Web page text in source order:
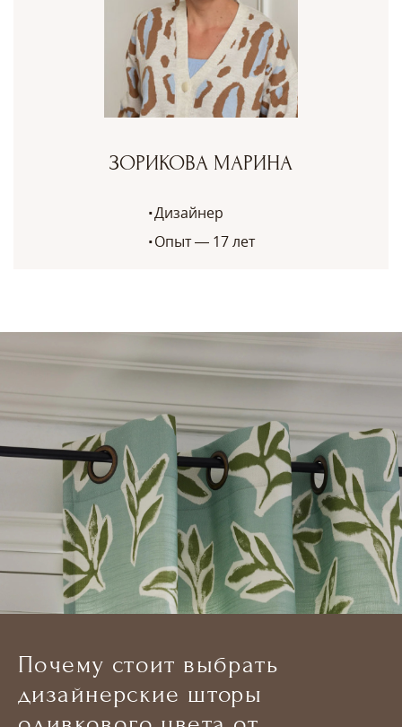
ЗОРИКОВА МАРИНА
Дизайнер
Опыт — 17 лет
Почему стоит выбрать
дизайнерские шторы